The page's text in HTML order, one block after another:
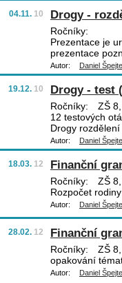
04.11. 10 Drogy -
Ročníky:
Prezentace je
prezentace
Autor: Daniel
19.12. 10 Drogy - test
Ročníky:
ZŠ 8,
12 testových
Drogy
Autor: Daniel
18.03. 12 Finanční
Ročníky:
ZŠ 8,
Rozpočet rodiny
Autor: Daniel
28.02. 12 Finanční
Ročníky:
ZŠ 8,
opakování
Autor: Daniel